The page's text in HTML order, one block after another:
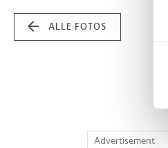
ALLE FOTOS
Advertisement